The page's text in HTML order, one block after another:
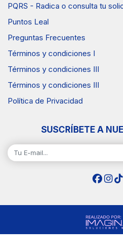
PQRS - Radica o consulta tu
Puntos Leal
Preguntas Frecuentes
Términos y condiciones I
Términos y condiciones III
Términos y condiciones III
Política de Privacidad
SUSCRÍBETE A